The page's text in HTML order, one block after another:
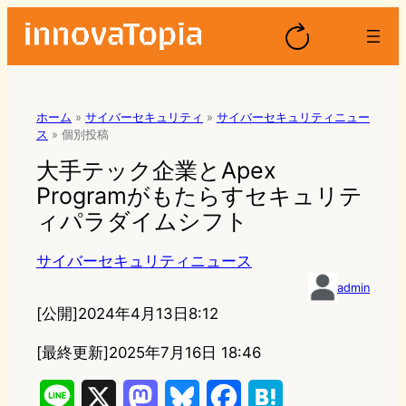
ホーム » サイバーセキュリティ » サイバーセキュリティニュー
ス » 個別投稿
大手テック企業とApex
Programがもたらすセキュリテ
ィパラダイムシフト
サイバーセキュリティニュース
admin
[公開]2024年4月13日8:12
[最終更新]2025年7月16日 18:46